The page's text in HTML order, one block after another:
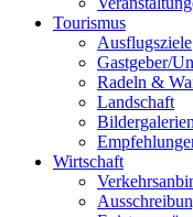
Tourismus
Ausflugsziele
Gastgeber/
Radeln &
Landschaft
Bildergalerien
Wirtschaft